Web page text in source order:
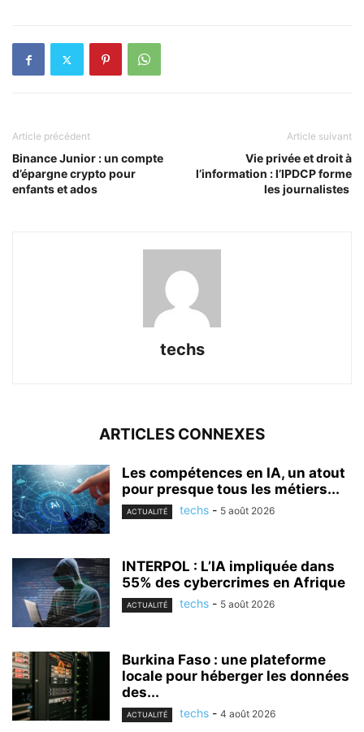
Article précédent
Binance Junior : un compte
d’épargne crypto pour
enfants et ados
Article suivant
Vie privée et droit à
l’information : l’IPDCP forme
les journalistes
techs
ARTICLES CONNEXES
Les compétences en IA, un atout
pour presque tous les métiers...
ACTUALITÉ techs - 5 août 2026
INTERPOL : L’IA impliquée dans
55% des cybercrimes en Afrique
ACTUALITÉ techs - 5 août 2026
Burkina Faso : une plateforme
locale pour héberger les données
des...
ACTUALITÉ techs - 4 août 2026